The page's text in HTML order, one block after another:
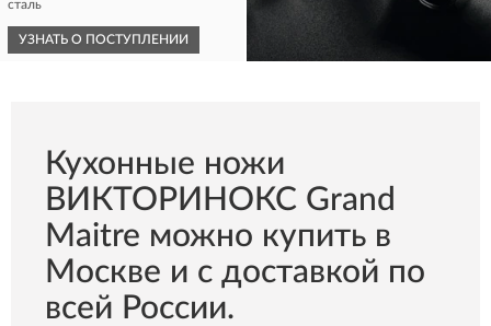
сталь
УЗНАТЬ О ПОСТУПЛЕНИИ
Кухонные ножи
ВИКТОРИНОКС Grand
Maitre можно купить в
Москве и с доставкой по
всей России.